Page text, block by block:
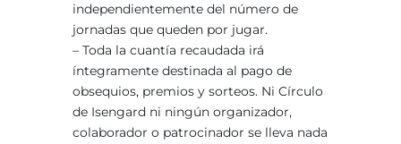
independientemente del número de
jornadas que queden por jugar.
– Toda la cuantía recaudada irá
íntegramente destinada al pago de
obsequios, premios y sorteos. Ni Círculo
de Isengard ni ningún organizador,
colaborador o patrocinador se lleva nada